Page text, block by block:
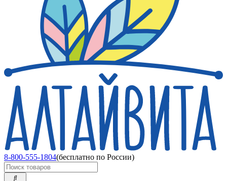
8-800-555-1804(бесплатно по России)